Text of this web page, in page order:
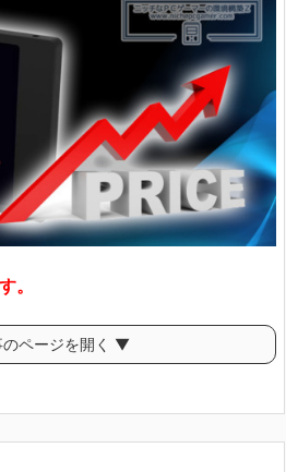
。
ページを開く ▼